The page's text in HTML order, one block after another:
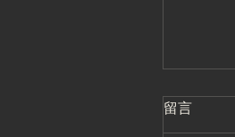
留言